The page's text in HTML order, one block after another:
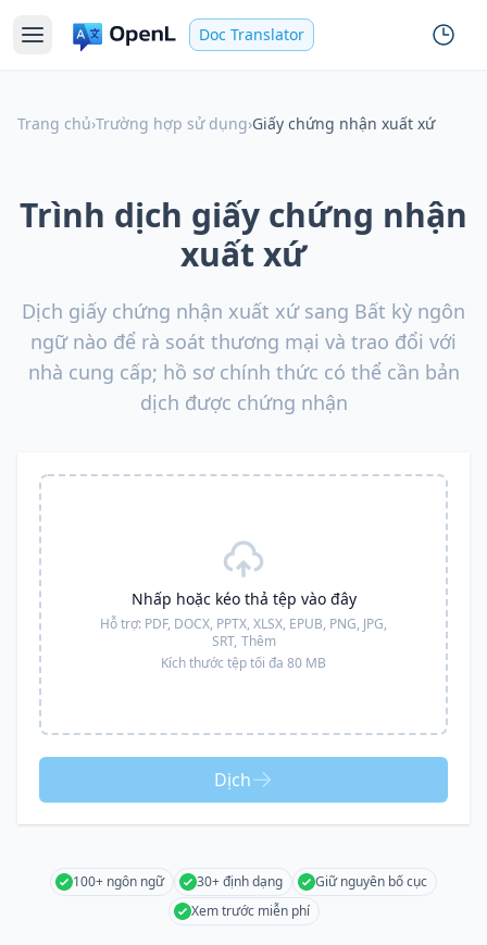
Doc Translator
Trang chủ›Trường hợp sử dụng›Giấy chứng nhận xuất xứ
Trình dịch giấy chứng nhận
xuất xứ
Dịch giấy chứng nhận xuất xứ sang Bất kỳ ngôn
ngữ nào để rà soát thương mại và trao đổi với
nhà cung cấp; hồ sơ chính thức có thể cần bản
dịch được chứng nhận
Nhấp hoặc kéo thả tệp vào đây
Hỗ trợ: PDF, DOCX, PPTX, XLSX, EPUB, PNG, JPG,
SRT, Thêm
Kích thước tệp tối đa 80 MB
Dịch
100+ ngôn ngữ 30+ định dạng
Giữ nguyên bố cục
Xem trước miễn phí